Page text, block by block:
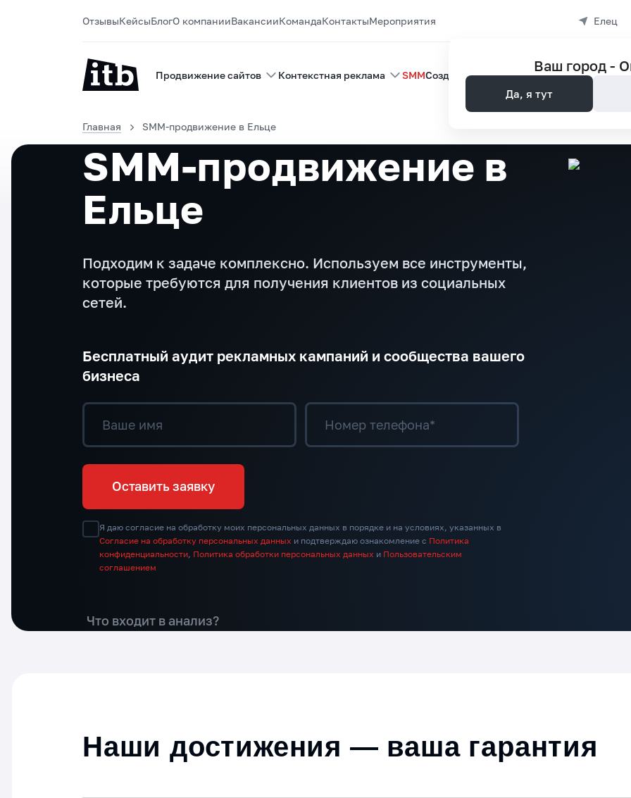
ОтзывыКейсыБлогО компанииВакансииКомандаКонтактыМероприятия Елец
Продвижение сайтов Контекстная реклама SMMСоздание сайтов Управление
Главная SMM-продвижение в Ельце
SMM-продвижение в
Ельце
Подходим к задаче комплексно. Используем все инструменты,
которые требуются для получения клиентов из социальных
сетей.
Бесплатный аудит рекламных кампаний и сообщества вашего
бизнеса
Ваше имя Номер телефона*
Оставить заявку
Я даю согласие на обработку моих персональных данных в порядке и на условиях, указанных в
Согласие на обработку персональных данных и подтверждаю ознакомление с Политика
конфиденциальности, Политика обработки персональных данных и Пользовательским
соглашением
Что входит в анализ?
Наши достижения — ваша гарантия
Ваш город -
Да, я тут